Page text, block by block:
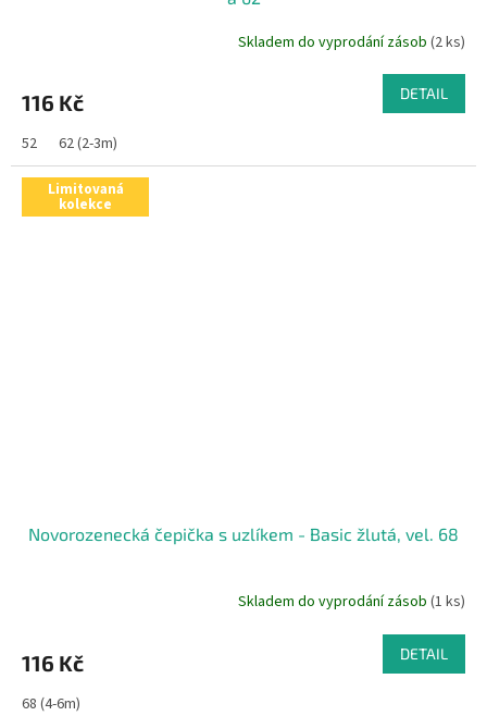
Skladem do vyprodání zásob (2 ks)
116 Kč DETAIL
52 62 (2-3m)
Limitovaná
kolekce
Novorozenecká čepička s uzlíkem - Basic žlutá, vel. 68
Skladem do vyprodání zásob (1 ks)
116 Kč DETAIL
68 (4-6m)